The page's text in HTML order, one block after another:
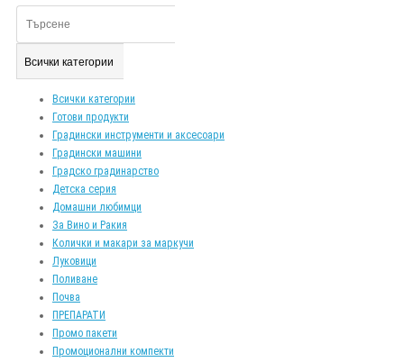
Всички категории
Всички категории
Готови продукти
Градински инструменти и аксесоари
Градински машини
Градско градинарство
Детска серия
Домашни любимци
За Вино и Ракия
Колички и макари за маркучи
Луковици
Поливане
Почва
ПРЕПАРАТИ
Промо пакети
Промоционални компекти